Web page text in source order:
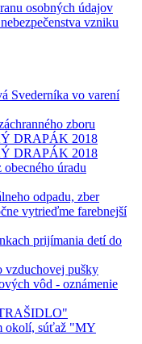
osobných údajov
vzniku
Svederníka vo varení
zboru
DRAPÁK 2018
DRAPÁK 2018
úradu
odpadu, zber
vytrieďme farebnejší
prijímania detí do
vzduchovej pušky
vôd - oznámenie
okolí, súťaž "MY